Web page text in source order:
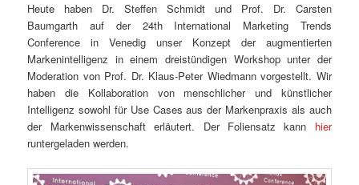
Heute haben Dr. Steffen Schmidt und Prof. Dr. Carsten
Baumgarth auf der 24th International Marketing Trends
Conference in Venedig unser Konzept der augmentierten
Markenintelligenz in einem dreistündigen Workshop unter der
Moderation von Prof. Dr. Klaus-Peter Wiedmann vorgestellt. Wir
haben die Kollaboration von menschlicher und künstlicher
Intelligenz sowohl für Use Cases aus der Markenpraxis als auch
der Markenwissenschaft erläutert. Der Foliensatz kann hier
runtergeladen werden.